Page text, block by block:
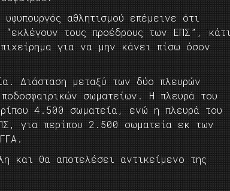
αθλητισμού επέμεινε ότι
τους προέδρους των ΕΠΣ”, κάτι
για να μην κάνει πίσω όσον
Διάσταση μεταξύ των δύο πλευρών
σωματείων. Η πλευρά του
4.500 σωματεία, ενώ η πλευρά του
για περίπου 2.500 σωματεία εκ των
και θα αποτελέσει αντικείμενο της